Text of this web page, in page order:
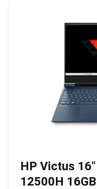
HP Victus
12500H